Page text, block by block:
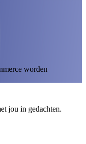
worden
jou in gedachten.